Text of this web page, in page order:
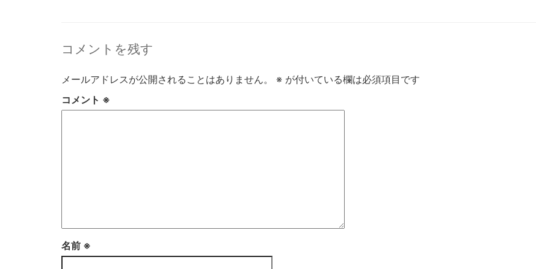
コメントを残す
メールアドレスが公開されることはありません。 ※ が付いている欄は必須項目です
コメント ※
名前 ※